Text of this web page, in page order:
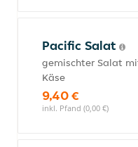
Pacific Salat
gemischter Salat
Käse
9,40 €
inkl. Pfand (0,00 €)